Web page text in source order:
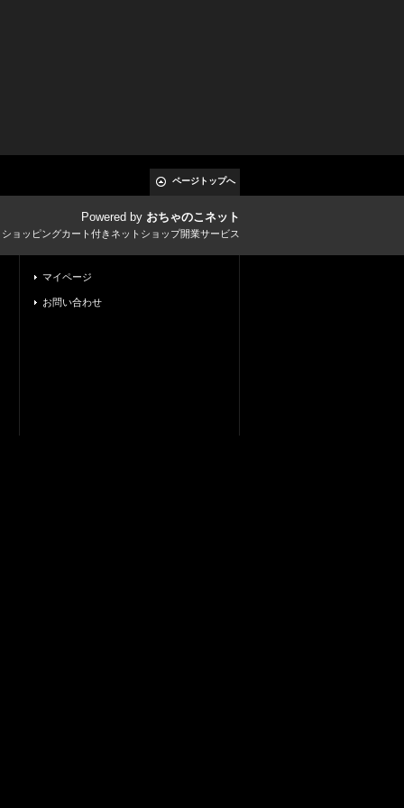
ページトップへ
Powered by おちゃのこネット
ョッピングカート付きネットショップ開業サービス
マイページ
お問い合わせ